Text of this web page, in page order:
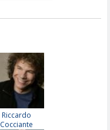
Riccardo
Cocciante